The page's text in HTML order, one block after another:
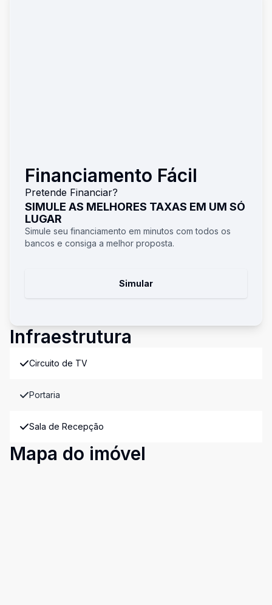
Financiamento Fácil
Pretende Financiar?
SIMULE AS MELHORES TAXAS EM UM SÓ
LUGAR
Simule seu financiamento em minutos com todos os
bancos e consiga a melhor proposta.
Simular
Infraestrutura
Circuito de TV
Portaria
Sala de Recepção
Mapa do imóvel